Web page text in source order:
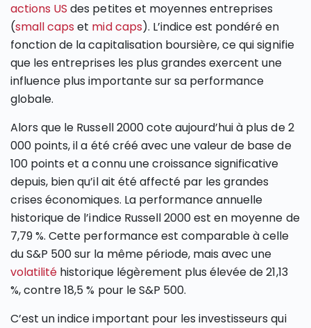
actions US des petites et moyennes entreprises
(small caps et mid caps). L’indice est pondéré en
fonction de la capitalisation boursière, ce qui signifie
que les entreprises les plus grandes exercent une
influence plus importante sur sa performance
globale.
Alors que le Russell 2000 cote aujourd’hui à plus de 2
000 points, il a été créé avec une valeur de base de
100 points et a connu une croissance significative
depuis, bien qu’il ait été affecté par les grandes
crises économiques. La performance annuelle
historique de l’indice Russell 2000 est en moyenne de
7,79 %. Cette performance est comparable à celle
du S&P 500 sur la même période, mais avec une
volatilité historique légèrement plus élevée de 21,13
%, contre 18,5 % pour le S&P 500.
C’est un indice important pour les investisseurs qui